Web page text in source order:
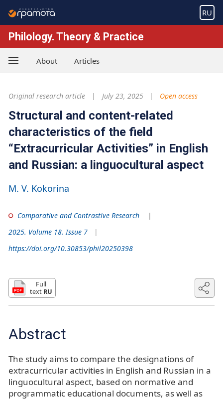
RU
Philology. Theory & Practice
About Articles
Original research article July 23, 2025 Open access
Structural and content-related
characteristics of the field
“Extracurricular Activities” in English
and Russian: a linguocultural aspect
M. V. Kokorina
Comparative and Contrastive Research
2025. Volume 18. Issue 7
https://doi.org/10.30853/phil20250398
Full
text RU
Abstract
The study aims to compare the designations of
extracurricular activities in English and Russian in a
linguocultural aspect, based on normative and
programmatic educational documents, as well as